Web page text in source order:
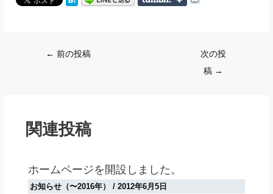
← 前の投稿
次の投
稿 →
関連投稿
ホームページを開設しました。
お知らせ（〜2016年） /2012年6月5日